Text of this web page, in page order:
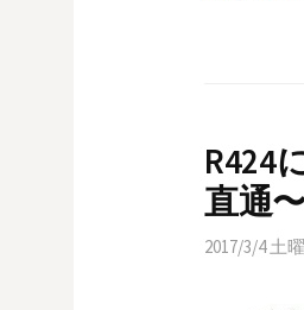
R424
直通
2017/3/4 土